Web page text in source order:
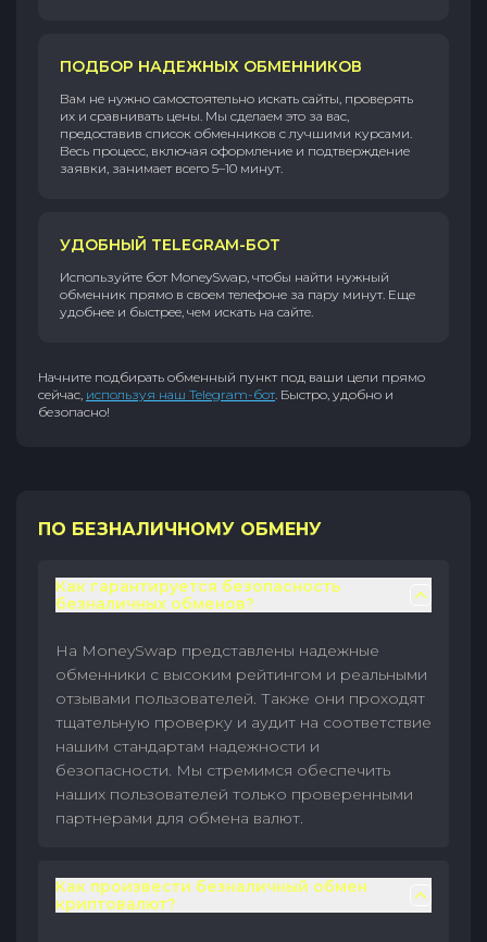
ПОДБОР НАДЕЖНЫХ ОБМЕННИКОВ
Вам не нужно самостоятельно искать сайты, проверять
их и сравнивать цены. Мы сделаем это за вас,
предоставив список обменников с лучшими курсами.
Весь процесс, включая оформление и подтверждение
заявки, занимает всего 5–10 минут.
УДОБНЫЙ TELEGRAM-БОТ
Используйте бот MoneySwap, чтобы найти нужный
обменник прямо в своем телефоне за пару минут. Еще
удобнее и быстрее, чем искать на сайте.
Начните подбирать обменный пункт под ваши цели прямо
сейчас, используя наш Telegram-бот. Быстро, удобно и
безопасно!
ПО БЕЗНАЛИЧНОМУ ОБМЕНУ
Как гарантируется безопасность
безналичных обменов?
На MoneySwap представлены надежные
обменники с высоким рейтингом и реальными
отзывами пользователей. Также они проходят
тщательную проверку и аудит на соответствие
нашим стандартам надежности и
безопасности. Мы стремимся обеспечить
наших пользователей только проверенными
партнерами для обмена валют.
Как произвести безналичный обмен
криптовалют?